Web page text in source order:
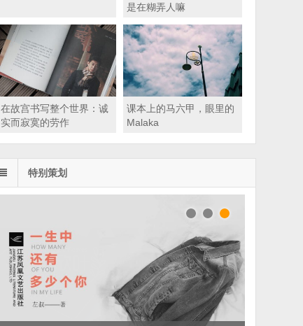
是在糊弄人嘛
在故宫书写整个世界：诚
实而寂寞的劳作
课本上的马六甲，眼里的
Malaka
特别策划